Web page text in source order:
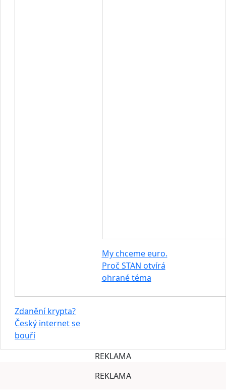
Zdanění krypta?
Český internet se
bouří
My chceme euro.
Proč STAN otvírá
ohrané téma
REKLAMA
REKLAMA